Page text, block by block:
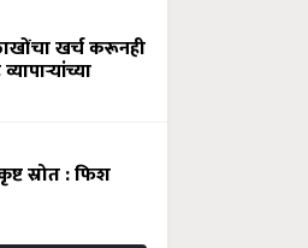
खर्च करूनही
स्रोत : फिश